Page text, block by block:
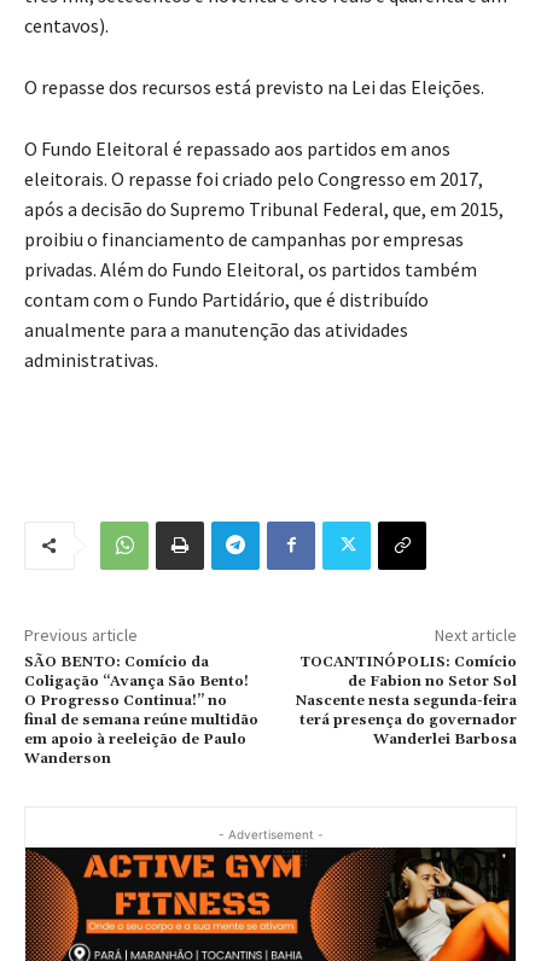
centavos).
O repasse dos recursos está previsto na Lei das Eleições.
O Fundo Eleitoral é repassado aos partidos em anos
eleitorais. O repasse foi criado pelo Congresso em 2017,
após a decisão do Supremo Tribunal Federal, que, em 2015,
proibiu o financiamento de campanhas por empresas
privadas. Além do Fundo Eleitoral, os partidos também
contam com o Fundo Partidário, que é distribuído
anualmente para a manutenção das atividades
administrativas.
Previous article
SÃO BENTO: Comício da
Coligação “Avança São Bento!
O Progresso Continua!” no
final de semana reúne multidão
em apoio à reeleição de Paulo
Wanderson
Next article
TOCANTINÓPOLIS: Comício
de Fabion no Setor Sol
Nascente nesta segunda-feira
terá presença do governador
Wanderlei Barbosa
- Advertisement -